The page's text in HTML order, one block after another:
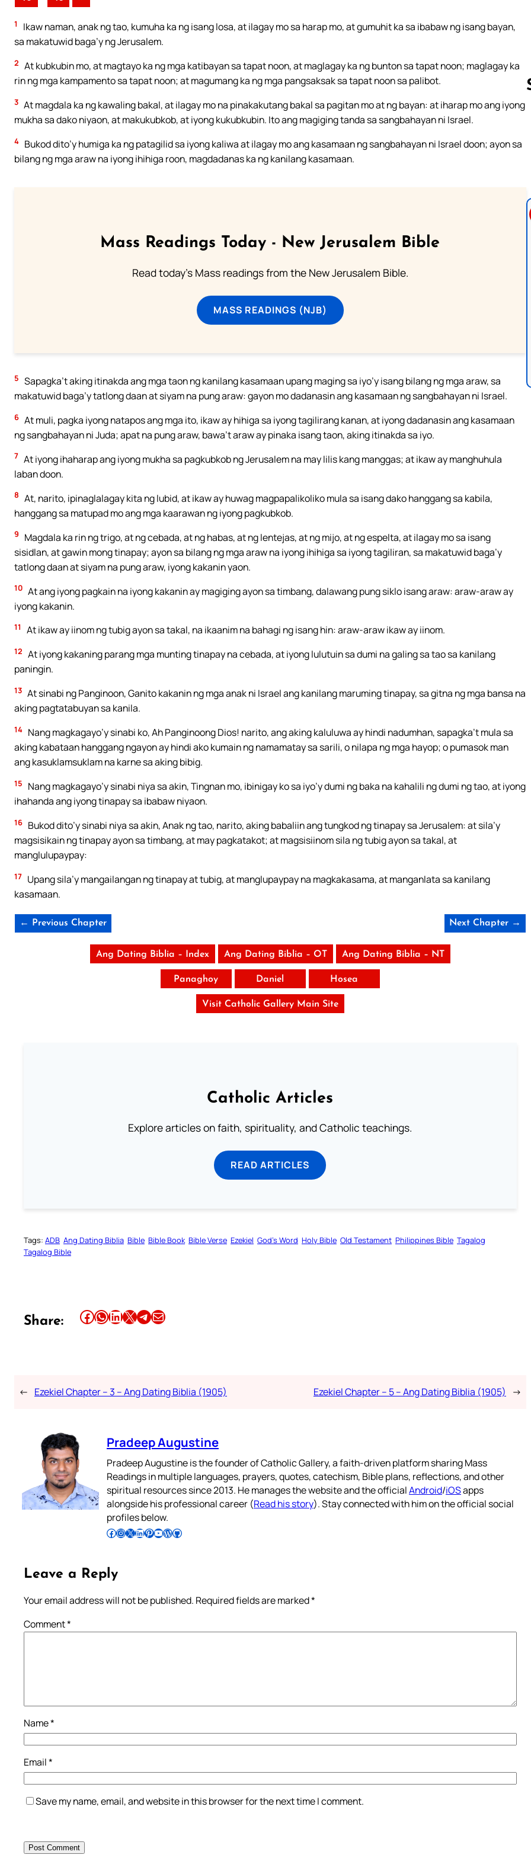
1
Ikaw naman, anak ng tao, kumuha ka ng isang losa, at ilagay mo sa harap mo, at gumuhit ka sa ibabaw ng isang bayan,
sa makatuwid baga’y ng Jerusalem.
2 At kubkubin mo, at magtayo ka ng mga katibayan sa tapat noon, at maglagay ka ng bunton sa tapat noon; maglagay ka
rin ng mga kampamento sa tapat noon; at magumang ka ng mga pangsaksak sa tapat noon sa palibot.
3 At magdala ka ng kawaling bakal, at ilagay mo na pinakakutang bakal sa pagitan mo at ng bayan: at iharap mo ang iyong
mukha sa dako niyaon, at makukubkob, at iyong kukubkubin. Ito ang magiging tanda sa sangbahayan ni Israel.
4 Bukod dito’y humiga ka ng patagilid sa iyong kaliwa at ilagay mo ang kasamaan ng sangbahayan ni Israel doon; ayon sa
bilang ng mga araw na iyong ihihiga roon, magdadanas ka ng kanilang kasamaan.
Mass Readings Today - New Jerusalem Bible
Read today's Mass readings from the New Jerusalem Bible.
MASS READINGS (NJB)
5 Sapagka’t aking itinakda ang mga taon ng kanilang kasamaan upang maging sa iyo’y isang bilang ng mga araw, sa
makatuwid baga’y tatlong daan at siyam na pung araw: gayon mo dadanasin ang kasamaan ng sangbahayan ni Israel.
6 At muli, pagka iyong natapos ang mga ito, ikaw ay hihiga sa iyong tagilirang kanan, at iyong dadanasin ang kasamaan
ng sangbahayan ni Juda; apat na pung araw, bawa’t araw ay pinaka isang taon, aking itinakda sa iyo.
7 At iyong ihaharap ang iyong mukha sa pagkubkob ng Jerusalem na may lilis kang manggas; at ikaw ay manghuhula
laban doon.
8 At, narito, ipinaglalagay kita ng lubid, at ikaw ay huwag magpapalikoliko mula sa isang dako hanggang sa kabila,
hanggang sa matupad mo ang mga kaarawan ng iyong pagkubkob.
9
Magdala ka rin ng trigo, at ng cebada, at ng habas, at ng lentejas, at ng mijo, at ng espelta, at ilagay mo sa isang
sisidlan, at gawin mong tinapay; ayon sa bilang ng mga araw na iyong ihihiga sa iyong tagiliran, sa makatuwid baga’y
tatlong daan at siyam na pung araw, iyong kakanin yaon.
10 At ang iyong pagkain na iyong kakanin ay magiging ayon sa timbang, dalawang pung siklo isang araw: araw-araw ay
iyong kakanin.
11 At ikaw ay iinom ng tubig ayon sa takal, na ikaanim na bahagi ng isang hin: araw-araw ikaw ay iinom.
12 At iyong kakaning parang mga munting tinapay na cebada, at iyong lulutuin sa dumi na galing sa tao sa kanilang
paningin.
13 At sinabi ng Panginoon, Ganito kakanin ng mga anak ni Israel ang kanilang maruming tinapay, sa gitna ng mga bansa na
aking pagtatabuyan sa kanila.
14 Nang magkagayo’y sinabi ko, Ah Panginoong Dios! narito, ang aking kaluluwa ay hindi nadumhan, sapagka’t mula sa
aking kabataan hanggang ngayon ay hindi ako kumain ng namamatay sa sarili, o nilapa ng mga hayop; o pumasok man
ang kasuklamsuklam na karne sa aking bibig.
15
Nang magkagayo’y sinabi niya sa akin, Tingnan mo, ibinigay ko sa iyo’y dumi ng baka na kahalili ng dumi ng tao, at iyong
ihahanda ang iyong tinapay sa ibabaw niyaon.
16 Bukod dito’y sinabi niya sa akin, Anak ng tao, narito, aking babaliin ang tungkod ng tinapay sa Jerusalem: at sila’y
magsisikain ng tinapay ayon sa timbang, at may pagkatakot; at magsisiinom sila ng tubig ayon sa takal, at
manglulupaypay:
17 Upang sila’y mangailangan ng tinapay at tubig, at manglupaypay na magkakasama, at manganlata sa kanilang
kasamaan.
← Previous Chapter Next Chapter →
Ang Dating Biblia – Index Ang Dating Biblia – OT Ang Dating Biblia – NT
Panaghoy Daniel Hosea
Visit Catholic Gallery Main Site
Catholic Articles
Explore articles on faith, spirituality, and Catholic teachings.
READ ARTICLES
Tags: ADB Ang Dating Biblia Bible Bible Book Bible Verse Ezekiel God’s Word Holy Bible Old Testament Philippines Bible Tagalog
Tagalog Bible
Share: Share this article on Facebook Share this article on WhatsApp Share this article on LinkedIn Share this article on X Share this article on TelegramEmail this Article
← Ezekiel Chapter – 3 – Ang Dating Biblia (1905) Ezekiel Chapter – 5 – Ang Dating Biblia (1905) →
Pradeep Augustine
Pradeep Augustine is the founder of Catholic Gallery, a faith-driven platform sharing Mass
Readings in multiple languages, prayers, quotes, catechism, Bible plans, reflections, and other
spiritual resources since 2013. He manages the website and the officialAndroid/iOSapps
alongside his professional career (Read his story). Stay connected with him on the official social
profiles below.
Follow Pradeep on Facebook Follow Pradeep on InstagramFollow Pradeep on X Follow Pradeep on LinkedIn Follow Pradeep on Pinterest Subscribe to Pradeep’s Youtube Channel Follow Pradeep on WordPress Follow Pradeep on GitHub
Leave a Reply
Your email address will not be published. Required fields are marked*
Comment*
Name*
Email*
Save my name, email, and website in this browser for the next time I comment.